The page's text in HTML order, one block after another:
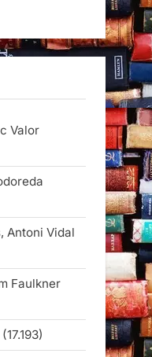
Valor
Antoni Vidal
Faulkner
(17.193)